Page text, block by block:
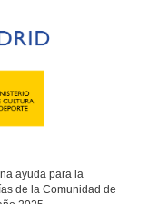
ayuda para la
de la Comunidad de